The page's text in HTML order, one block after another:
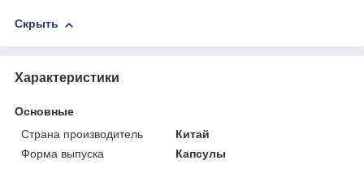
Скрыть
Характеристики
Основные
Страна производитель
Китай
Форма выпуска
Капсулы